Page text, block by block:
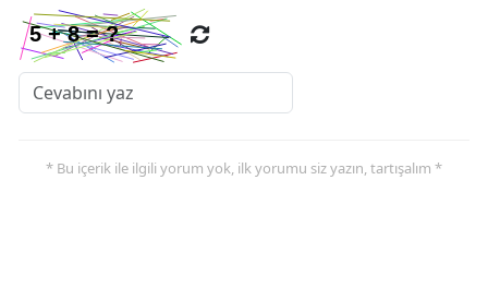
* Bu içerik ile ilgili yorum yok, ilk yorumu siz yazın, tartışalım *